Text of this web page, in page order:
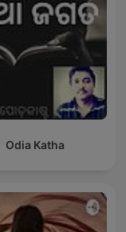
Odia Katha